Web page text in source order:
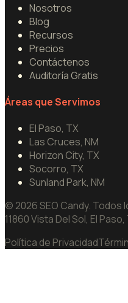
Nosotros
Blog
Recursos
Precios
Contáctenos
Auditoría Gratis
Áreas que Servimos
El Paso, TX
Las Cruces, NM
Horizon City, TX
Socorro, TX
Sunland Park, NM
© 2026SEO Candy. Todos
11860 Vista Del Sol, El
Política de Privacidad